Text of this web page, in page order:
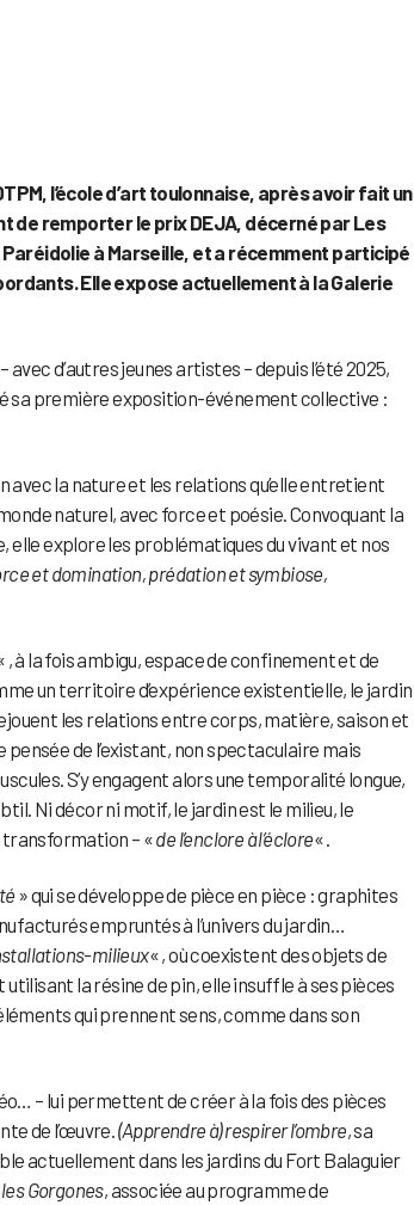
l’école d’art toulonnaise, après avoir fait un
de remporter le prix DEJA, décerné par Les
à Marseille, et a récemment participé
Elle expose actuellement à la Galerie
d’autres jeunes artistes – depuis l’été 2025,
sa première exposition-événement collective :
avec la nature et les relations qu’elle entretient
naturel, avec force et poésie. Convoquant la
explore les problématiques du vivant et nos
et domination, prédation et symbiose,
, à la fois ambigu, espace de confinement et de
un territoire d’expérience existentielle, le jardin
les relations entre corps, matière, saison et
de l’existant, non spectaculaire mais
S’y engagent alors une temporalité longue,
Ni décor ni motif, le jardin est le milieu, le
– «de l’enclore à l’éclore« .
» qui se développe de pièce en pièce : graphites
empruntés à l’univers du jardin…
milieux« , où coexistent des objets de
la résine de pin, elle insuffle à ses pièces
qui prennent sens, comme dans son
– lui permettent de créer à la fois des pièces
de l’œuvre. (Apprendre à) respirer l’ombre, sa
actuellement dans les jardins du Fort Balaguier
Gorgones, associée au programme de